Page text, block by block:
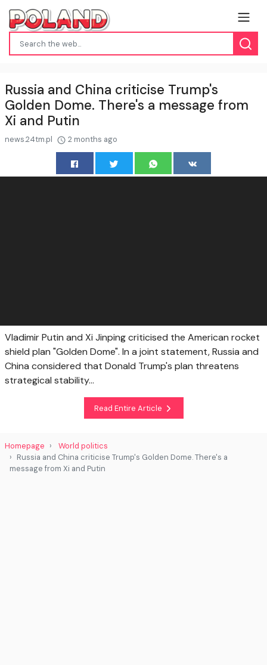
Russia and China criticise Trump's
Golden Dome. There's a message from
Xi and Putin
news.24tm.pl 2 months ago
Vladimir Putin and Xi Jinping criticised the American rocket
shield plan "Golden Dome". In a joint statement, Russia and
China considered that Donald Trump's plan threatens
strategical stability...
Read Entire Article
Homepage
World politics
Russia and China criticise Trump's Golden Dome. There's a
message from Xi and Putin